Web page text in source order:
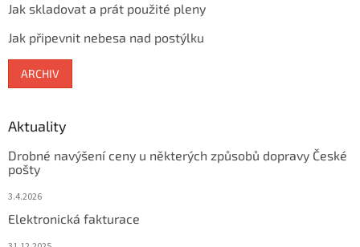
Jak skladovat a prát použité pleny
Jak připevnit nebesa nad postýlku
ARCHIV
Aktuality
Drobné navýšení ceny u některých způsobů dopravy České
pošty
3.4.2026
Elektronická fakturace